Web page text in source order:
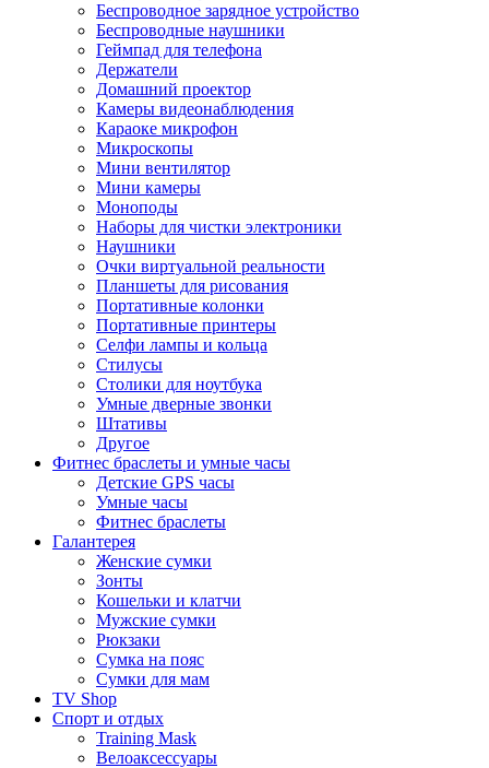
Беспроводное зарядное устройство
Беспроводные наушники
Геймпад для телефона
Держатели
Домашний проектор
Камеры видеонаблюдения
Караоке микрофон
Микроскопы
Мини вентилятор
Мини камеры
Моноподы
Наборы для чистки электроники
Наушники
Очки виртуальной реальности
Планшеты для рисования
Портативные колонки
Портативные принтеры
Селфи лампы и кольца
Стилусы
Столики для ноутбука
Умные дверные звонки
Штативы
Другое
Фитнес браслеты и умные часы
Детские GPS часы
Умные часы
Фитнес браслеты
Галантерея
Женские сумки
Зонты
Кошельки и клатчи
Мужские сумки
Рюкзаки
Сумка на пояс
Сумки для мам
TV Shop
Спорт и отдых
Training Mask
Велоаксессуары